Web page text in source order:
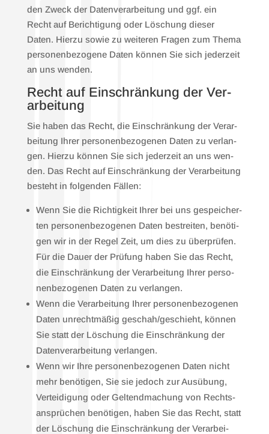
den Zweck der Daten­ver­ar­bei­tung und ggf. ein
Recht auf Berich­ti­gung oder Löschung die­ser
Daten. Hier­zu sowie zu wei­te­ren Fra­gen zum The­ma
per­so­nen­be­zo­ge­ne Daten kön­nen Sie sich jeder­zeit
an uns wen­den.
Recht auf Ein­schrän­kung der Ver­
ar­bei­tung
Sie haben das Recht, die Ein­schrän­kung der Ver­ar­
bei­tung Ihrer per­so­nen­be­zo­ge­nen Daten zu ver­lan­
gen. Hier­zu kön­nen Sie sich jeder­zeit an uns wen­
den. Das Recht auf Ein­schrän­kung der Ver­ar­bei­tung
besteht in fol­gen­den Fäl­len:
Wenn Sie die Rich­tig­keit Ihrer bei uns gespei­cher­
ten per­so­nen­be­zo­ge­nen Daten bestrei­ten, benö­ti­
gen wir in der Regel Zeit, um dies zu über­prü­fen.
Für die Dau­er der Prü­fung haben Sie das Recht,
die Ein­schrän­kung der Ver­ar­bei­tung Ihrer per­so­
nen­be­zo­ge­nen Daten zu ver­lan­gen.
Wenn die Ver­ar­bei­tung Ihrer per­so­nen­be­zo­ge­nen
Daten unrecht­mä­ßig geschah/geschieht, kön­nen
Sie statt der Löschung die Ein­schrän­kung der
Daten­ver­ar­bei­tung ver­lan­gen.
Wenn wir Ihre per­so­nen­be­zo­ge­nen Daten nicht
mehr benö­ti­gen, Sie sie jedoch zur Aus­übung,
Ver­tei­di­gung oder Gel­tend­ma­chung von Rechts­
an­sprü­chen benö­ti­gen, haben Sie das Recht, statt
der Löschung die Ein­schrän­kung der Ver­ar­bei­